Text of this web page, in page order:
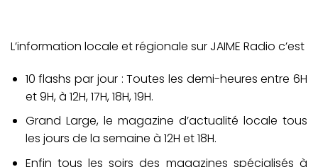
L’information locale et régionale sur JAIME Radio c’est
10 flashs par jour : Toutes les demi-heures entre 6H
et 9H, à 12H, 17H, 18H, 19H.
Grand Large, le magazine d’actualité locale tous
les jours de la semaine à 12H et 18H.
Enfin tous les soirs des magazines spécialisés à